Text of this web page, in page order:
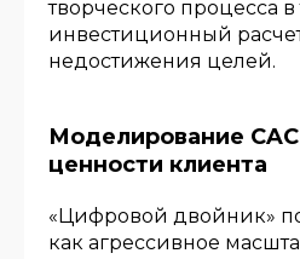
творческого процесса
инвестиционный
недостижения целей.
Моделирование
ценности клиента
«Цифровой двойник»
как агрессивное